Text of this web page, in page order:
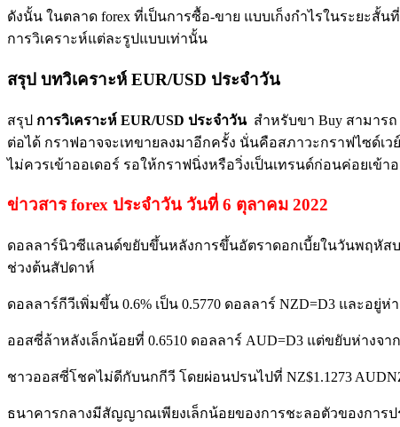
ดังนั้น ในตลาด forex ที่เป็นการซื้อ-ขาย แบบเก็งกำไรในระยะสั้น
การวิเคราะห์แต่ละรูปแบบเท่านั้น
สรุป บทวิเคราะห์ EUR/USD ประจำวัน
สรุป การวิเคราะห์ EUR/USD ประจำวันสำหรับขา Buy สามารถ
ต่อได้ กราฟอาจจะเทขายลงมาอีกครั้ง นั่นคือสภาวะกราฟไซด์เ
ไม่ควรเข้าออเดอร์ รอให้กราฟนิ่งหรือวิ่งเป็นเทรนด์ก่อนค่อยเข้
ข่าวสาร forex ประจำวัน วันที่ 6 ตุลาคม 2022
ดอลลาร์นิวซีแลนด์ขยับขึ้นหลังการขึ้นอัตราดอกเบี้ยในวันพฤหัส
ช่วงต้นสัปดาห์
ดอลลาร์กีวีเพิ่มขึ้น 0.6% เป็น 0.5770 ดอลลาร์ NZD=D3 และอยู่
ออสซี่ล้าหลังเล็กน้อยที่ 0.6510 ดอลลาร์ AUD=D3 แต่ขยับห่างจ
ชาวออสซี่โชคไม่ดีกับนกกีวี โดยผ่อนปรนไปที่ NZ$1.1273
ธนาคารกลางมีสัญญาณเพียงเล็กน้อยของการชะลอตัวของการป